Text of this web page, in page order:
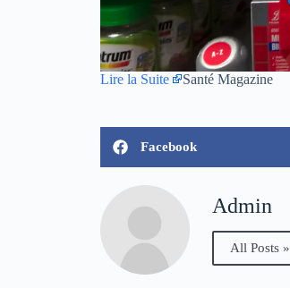
Lire la Suite Santé Magazine
Facebook
Admin
All Posts »